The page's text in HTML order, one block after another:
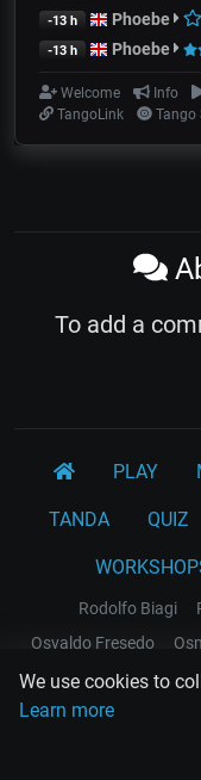
We use cookies to
Learn more
-13 h Phoebe
-13 h Phoebe
Welcome Info
TangoLink
Tango
To add a
PLAY
TANDA QUIZ
Rodolfo Biagi
Osvaldo Fresedo
Juan